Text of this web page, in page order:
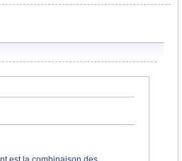
est la combinaison des